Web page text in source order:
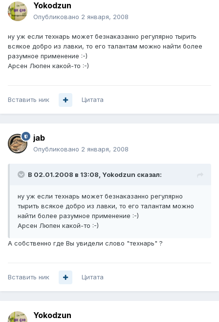
Yokodzun
Опубликовано 2 января, 2008
ну уж если технарь может безнаказанно регулярно тырить
всякое добро из лавки, то его талантам можно найти более
разумное применение :-)
Арсен Люпен какой-то :-)
Вставить ник Цитата
jab
Опубликовано 2 января, 2008
В 02.01.2008 в 13:08, Yokodzun сказал:
ну уж если технарь может безнаказанно регулярно
тырить всякое добро из лавки, то его талантам можно
найти более разумное применение :-)
Арсен Люпен какой-то :-)
А собственно где Вы увидели слово "технарь" ?
Вставить ник Цитата
Yokodzun